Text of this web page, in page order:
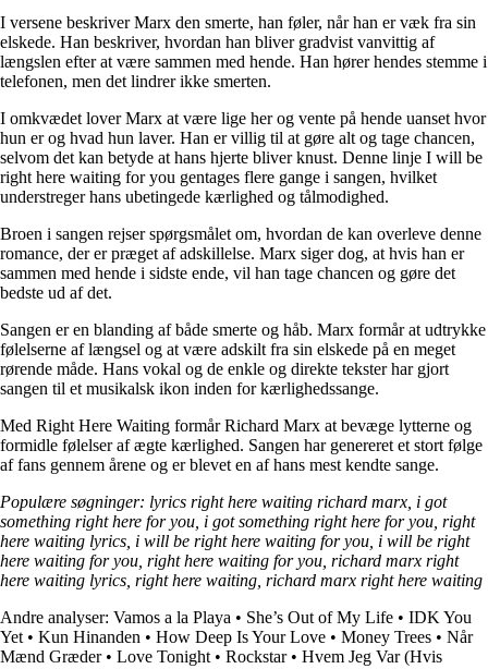
I versene beskriver Marx den smerte, han føler, når han er væk fra sin
elskede. Han beskriver, hvordan han bliver gradvist vanvittig af
længslen efter at være sammen med hende. Han hører hendes stemme i
telefonen, men det lindrer ikke smerten.
I omkvædet lover Marx at være lige her og vente på hende uanset hvor
hun er og hvad hun laver. Han er villig til at gøre alt og tage chancen,
selvom det kan betyde at hans hjerte bliver knust. Denne linje I will be
right here waiting for you gentages flere gange i sangen, hvilket
understreger hans ubetingede kærlighed og tålmodighed.
Broen i sangen rejser spørgsmålet om, hvordan de kan overleve denne
romance, der er præget af adskillelse. Marx siger dog, at hvis han er
sammen med hende i sidste ende, vil han tage chancen og gøre det
bedste ud af det.
Sangen er en blanding af både smerte og håb. Marx formår at udtrykke
følelserne af længsel og at være adskilt fra sin elskede på en meget
rørende måde. Hans vokal og de enkle og direkte tekster har gjort
sangen til et musikalsk ikon inden for kærlighedssange.
Med Right Here Waiting formår Richard Marx at bevæge lytterne og
formidle følelser af ægte kærlighed. Sangen har genereret et stort følge
af fans gennem årene og er blevet en af hans mest kendte sange.
Populære søgninger: lyrics right here waiting richard marx, i got
something right here for you, i got something right here for you, right
here waiting lyrics, i will be right here waiting for you, i will be right
here waiting for you, right here waiting for you, richard marx right
here waiting lyrics, right here waiting, richard marx right here waiting
Andre analyser: Vamos a la Playa • She’s Out of My Life • IDK You
Yet • Kun Hinanden • How Deep Is Your Love • Money Trees • Når
Mænd Græder• Love Tonight • Rockstar• Hvem Jeg Var (Hvis